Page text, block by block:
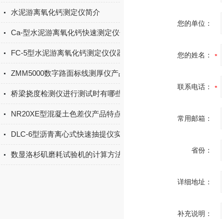
水泥游离氧化钙测定仪简介
Ca-型水泥游离氧化钙快速测定仪使用说明书
FC-5型水泥游离氧化钙测定仪仪器操作使用
ZMM5000数字路面标线测厚仪产品简介
桥梁挠度检测仪进行测试时有哪些方法？
NR20XE型混凝土色差仪产品特点
DLC-6型沥青离心式快速抽提仪实验步骤
数显洛杉矶磨耗试验机的计算方法
您的单位：
您的姓名：
联系电话：
常用邮箱：
省份：
详细地址：
补充说明：